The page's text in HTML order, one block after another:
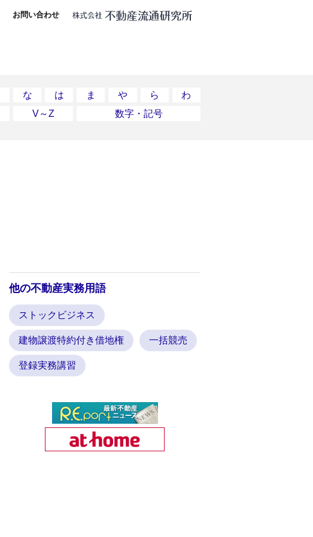
お問い合わせ
な は ま や ら
わ
V～Z 数字・記号
他の不動産実務用語
ストックビジネス
建物譲渡特約付き借地権 一括競売
登録実務講習